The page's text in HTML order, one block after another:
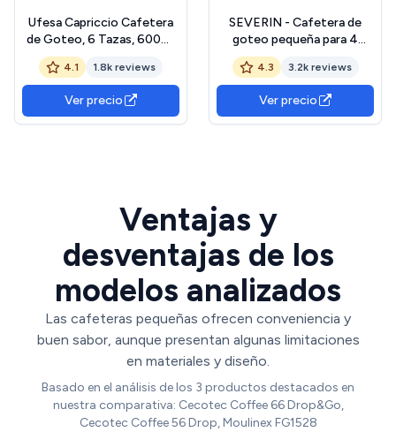
Ufesa Capriccio Cafetera
de Goteo, 6 Tazas, 600W,
Jarra 0.6L, Filtro
Permanente, Placa
Calefactora
Antiadherente, Sistema
Antigoteo, Auto Apagado,
4.1 1.8k reviews
Ver precio
SEVERIN - Cafetera de
goteo pequeña para 4
tazas, cafetera de filtro /
Cafetera americana con
jarra de cristal,desconexión
automática,acero
inoxidable cepillado, 750 W,
4.3 3.2k reviews
Ver precio
Ventajas y
desventajas de los
modelos analizados
Las cafeteras pequeñas ofrecen conveniencia y
buen sabor, aunque presentan algunas limitaciones
en materiales y diseño.
Basado en el análisis de los 3 productos destacados en
nuestra comparativa: Cecotec Coffee 66 Drop&Go,
Cecotec Coffee 56 Drop, Moulinex FG1528